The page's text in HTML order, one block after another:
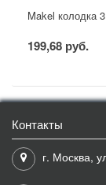
Makel колодка
199,68 руб.
Контакты
г. Москва,